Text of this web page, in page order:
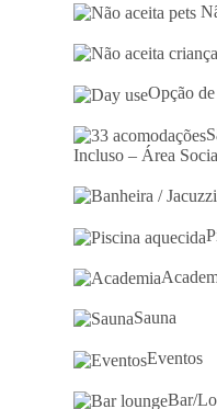
Opção
Incluso – Área
Sauna
Eventos
Bar/